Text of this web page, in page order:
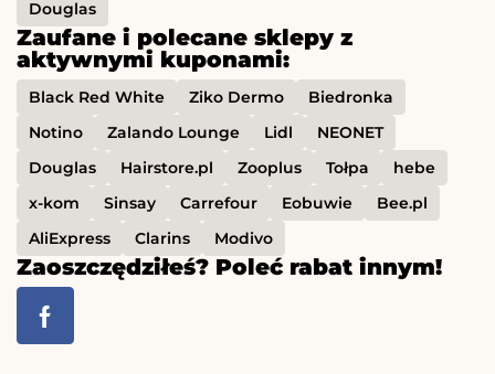
Douglas
Zaufane i polecane sklepy z
aktywnymi kuponami:
Black Red White Ziko Dermo
Biedronka
Notino
Zalando Lounge Lidl
NEONET
Douglas
Hairstore.pl Zooplus Tołpa
hebe
x-kom
Sinsay Carrefour Eobuwie
Bee.pl
AliExpress
Clarins Modivo
Zaoszczędziłeś? Poleć rabat innym!